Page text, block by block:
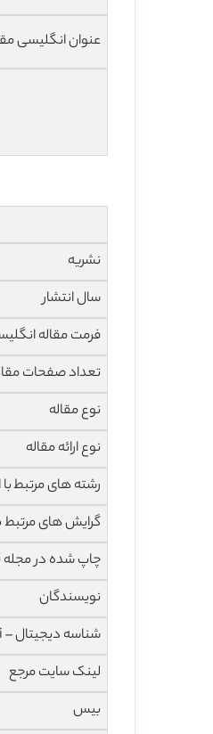
عنوان انگلیسی
نشریه
سال انتشار
فرمت مقاله
تعداد صفحات
نوع مقاله
نوع ارائه مقاله
رشته های مرتبط با
گرایش های مرتبط
چاپ شده در مجله
نویسندگان
شناسه دیجیتال – doi
لینک سایت مرجع
بیس